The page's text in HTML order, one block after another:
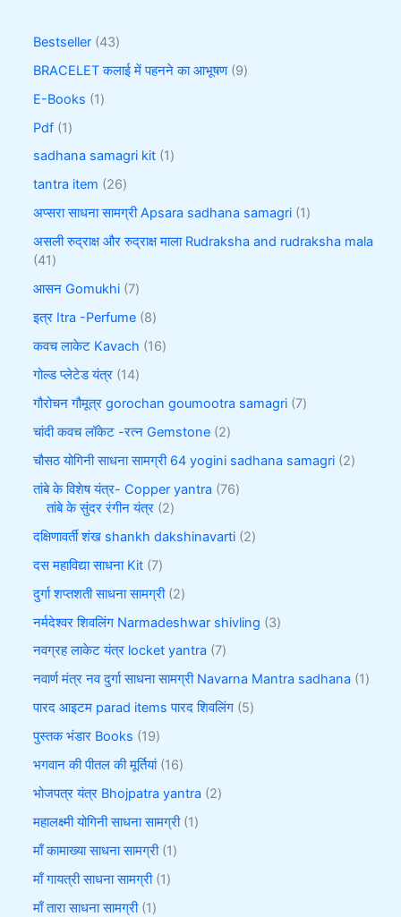
Bestseller 43
BRACELET कलाई में पहनने का आभूषण 9
E-Books 1
Pdf 1
sadhana samagri kit 1
tantra item 26
अप्सरा साधना सामग्री Apsara sadhana samagri 1
असली रुद्राक्ष और रुद्राक्ष माला Rudraksha and rudraksha mala
41
आसन Gomukhi 7
इत्र Itra -Perfume 8
कवच लाकेट Kavach 16
गोल्ड प्लेटेड यंत्र 14
गौरोचन गौमूत्र gorochan goumootra samagri 7
चांदी कवच लॉकेट -रत्न Gemstone 2
चौसठ योगिनी साधना सामग्री 64 yogini sadhana samagri 2
तांबे के विशेष यंत्र- Copper yantra 76
तांबे के सुंदर रंगीन यंत्र 2
दक्षिणावर्ती शंख shankh dakshinavarti 2
दस महाविद्या साधना Kit 7
दुर्गा शप्तशती साधना सामग्री 2
नर्मदेश्वर शिवलिंग Narmadeshwar shivling 3
नवग्रह लाकेट यंत्र locket yantra 7
नवार्ण मंत्र नव दुर्गा साधना सामग्री Navarna Mantra sadhana 1
पारद आइटम parad items पारद शिवलिंग 5
पुस्तक भंडार Books 19
भगवान की पीतल की मूर्तियां 16
भोजपत्र यंत्र Bhojpatra yantra 2
महालक्ष्मी योगिनी साधना सामग्री 1
माँ कामाख्या साधना सामग्री 1
माँ गायत्री साधना सामग्री 1
माँ तारा साधना सामग्री 1